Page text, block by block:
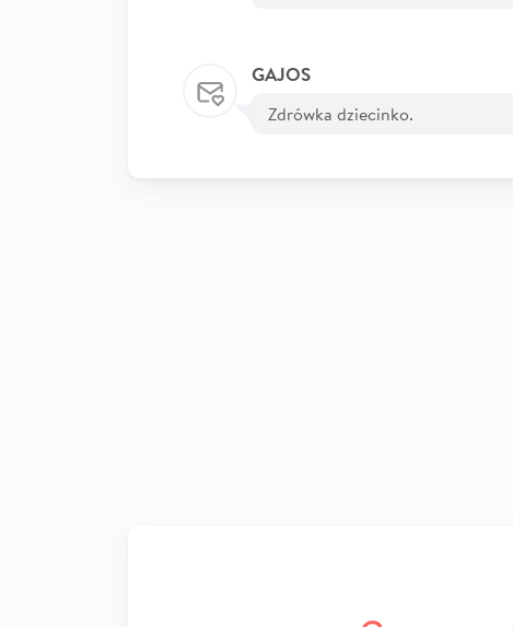
GAJOS
Zdrówka dziecinko.